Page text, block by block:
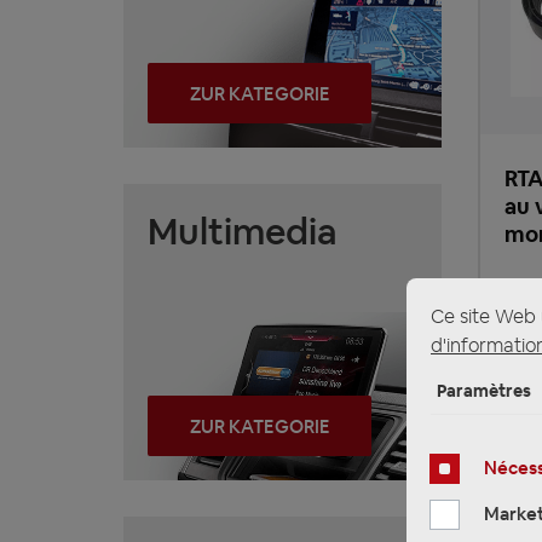
ZUR KATEGORIE
Multimedia
ZUR KATEGORIE
au
Prix
Ce site
Paramètres